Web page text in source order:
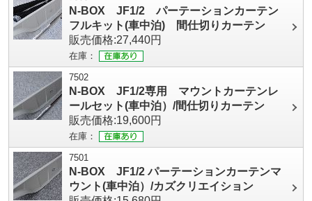
N-BOX JF1/2 パーテーションカーテン
フルキット(車中泊) 間仕切りカーテン
販売価格:27,440円
在庫：
7502
N-BOX JF1/2専用 マウントカーテンレ
ールセット(車中泊）/間仕切りカーテン
販売価格:19,600円
在庫：
7501
N-BOX JF1/2 パーテーションカーテンマ
ウント(車中泊）/カズクリエイション